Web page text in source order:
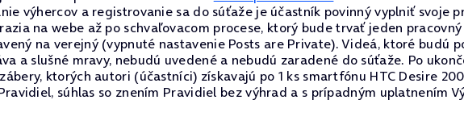
výhercov a registrovanie sa do súťaže je účastník povinný vyplniť svoje
na webe až po schvaľovacom procese, ktorý bude trvať jeden
na verejný (vypnuté nastavenie Posts are Private). Videá, ktoré budú
a slušné mravy, nebudú uvedené a nebudú zaradené do súťaže. Po
ktorých autori (účastníci) získavajú po 1 ks smartfónu HTC Desire
súhlas so znením Pravidiel bez výhrad a s prípadným uplatnením